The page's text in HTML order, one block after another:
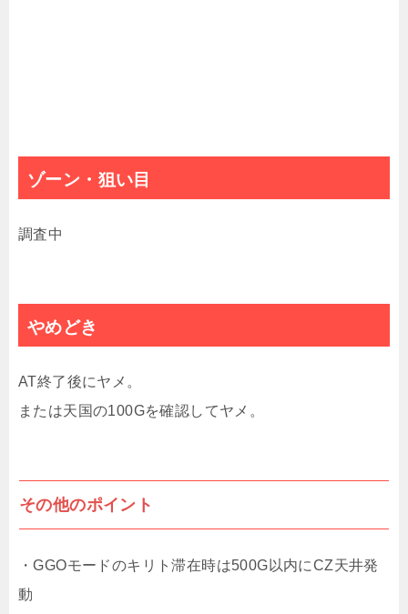
ゾーン・狙い目
調査中
やめどき
AT終了後にヤメ。
または天国の100Gを確認してヤメ。
その他のポイント
・GGOモードのキリト滞在時は500G以内にCZ天井発
動